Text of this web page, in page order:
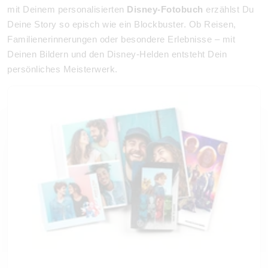
mit Deinem personalisierten Disney-Fotobuch erzählst Du
Deine Story so episch wie ein Blockbuster. Ob Reisen,
Familienerinnerungen oder besondere Erlebnisse – mit
Deinen Bildern und den Disney-Helden entsteht Dein
persönliches Meisterwerk.